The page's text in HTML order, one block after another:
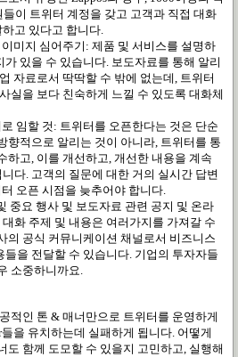
들이 트위터 계정을 갖고 고객과 직접 대화
고 있다고 합니다.
미지 심어주기 : 제품 및 서비스를 설명하
가 있을 수 있습니다. 보도자료를 통해 알리
자료로서 딱딱할 수 밖에 없는데, 트위터
실을 보다 친숙하게 느낄 수 있도록 대화체
임할 것 : 트위터를 오픈한다는 것은 단순
향적으로 알리는 것이 아니라, 트위터를 통
하고, 이를 개선하고, 개선한 내용을 계속
니다. 고객의 질문에 대한 거의 실시간 답변
오픈 시점을 늦추어야 합니다.
중요 행사 및 보도자료 관련 공지 및 온라
대화 주제 및 내용은 여러가지를 가져갈 수
의 공식 커뮤니케이션 채널로서 비즈니스
들을 전달할 수 있습니다. 기업의 투자자들
소중하니까요.
적인 톤 & 매너만으로 트위터를 운영하게
들을 유치하는데 실패하게 됩니다. 어떻게
도 함께 도모할 수 있을지 고민하고, 실행해